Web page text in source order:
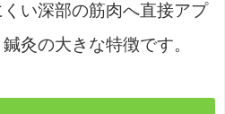
い深部の筋肉へ直接アプ
灸の大きな特徴です。